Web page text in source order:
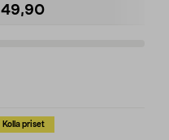
49,90
Kolla priset